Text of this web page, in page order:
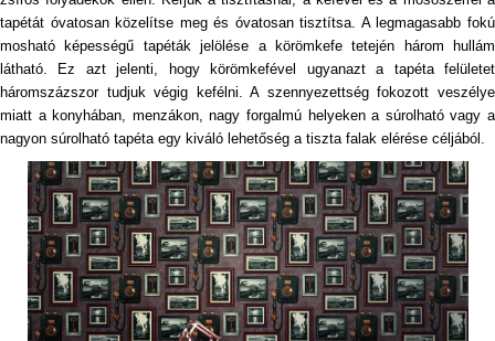
tapétát óvatosan közelítse meg és óvatosan tisztítsa. A legmagasabb fokú
mosható képességű tapéták jelölése a körömkefe tetején három hullám
látható. Ez azt jelenti, hogy körömkefével ugyanazt a tapéta felületet
háromszázszor tudjuk végig kefélni. A szennyezettség fokozott veszélye
miatt a konyhában, menzákon, nagy forgalmú helyeken a súrolható vagy a
nagyon súrolható tapéta egy kiváló lehetőség a tiszta falak elérése céljából.